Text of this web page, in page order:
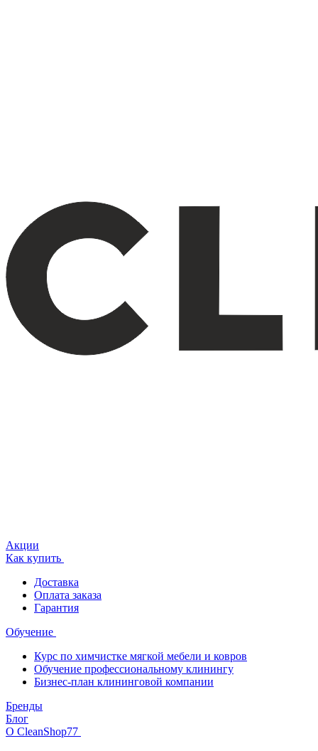
Акции
Как купить
Доставка
Оплата заказа
Гарантия
Обучение
Курс по химчистке мягкой мебели и ковров
Обучение профессиональному клинингу
Бизнес-план клининговой компании
Бренды
Блог
О CleanShop77